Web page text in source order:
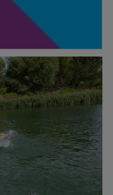
completaron
el
esta victoria.
categorías
distancia Sprint.
sido fantástico, la
entorno es
señaló
para
próximo